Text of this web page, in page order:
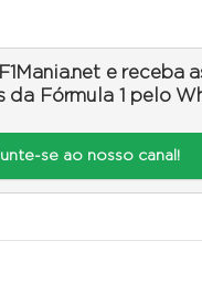
e receba
da Fórmula 1 pelo
se ao nosso canal!